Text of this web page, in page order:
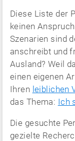
Diese Liste der
keinen
Szenarien sind
anschreibt und
Ausland? Weil
einen eigenen
Ihren leiblichen
das Thema: Ich
Die gesuchte
gezielte